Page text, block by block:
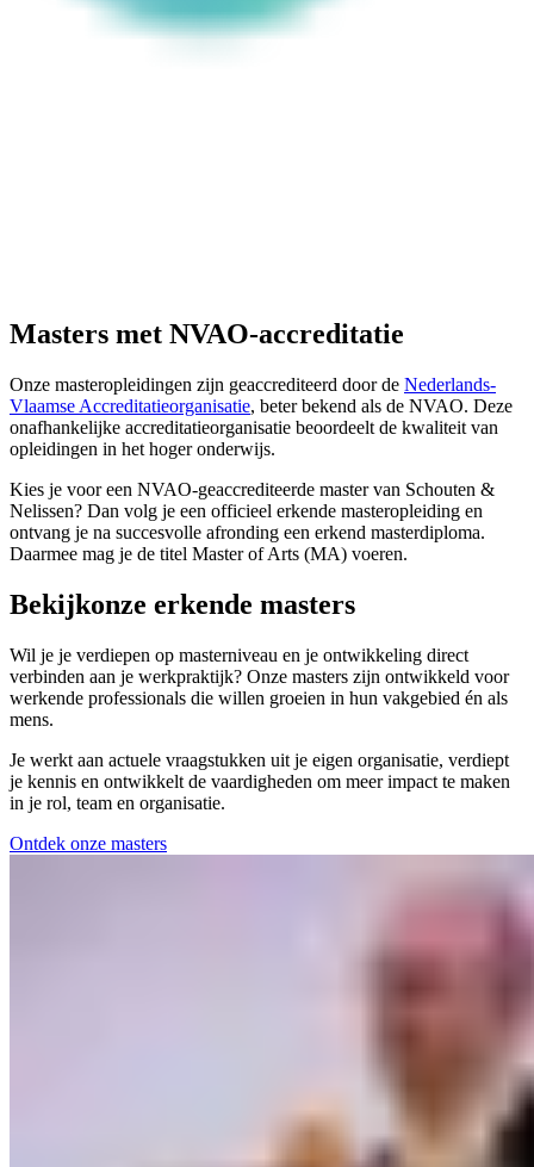
Masters met NVAO-accreditatie
Onze masteropleidingen zijn geaccrediteerd door de Nederlands-
Vlaamse Accreditatieorganisatie, beter bekend als de NVAO. Deze
onafhankelijke accreditatieorganisatie beoordeelt de kwaliteit van
opleidingen in het hoger onderwijs.
Kies je voor een NVAO-geaccrediteerde master van Schouten &
Nelissen? Dan volg je een officieel erkende masteropleiding en
ontvang je na succesvolle afronding een erkend masterdiploma.
Daarmee mag je de titel Master of Arts (MA) voeren.
Bekijkonze erkende masters
Wil je je verdiepen op masterniveau en je ontwikkeling direct
verbinden aan je werkpraktijk? Onze masters zijn ontwikkeld voor
werkende professionals die willen groeien in hun vakgebied én als
mens.
Je werkt aan actuele vraagstukken uit je eigen organisatie, verdiept
je kennis en ontwikkelt de vaardigheden om meer impact te maken
in je rol, team en organisatie.
Ontdek onze masters